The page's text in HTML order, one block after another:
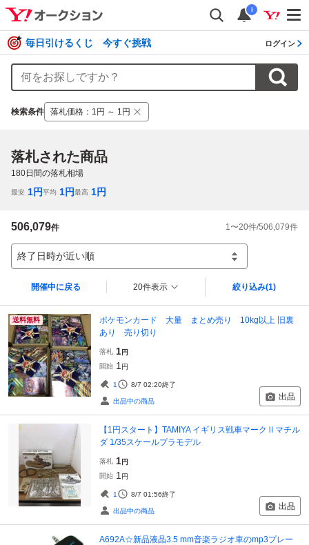
i
毎日引けるくじ 今すぐ挑戦 ログイン
検索条件 落札価格 ： 1円 ～ 1円
落札された商品
180日間の落札相場
最安 1円平均 1円最高 1円
506,079件 1〜20件/506,079件
終了日時が近い順
開催中に戻る 20件表示 絞り込み(1)
送料無料
ポケモンカード 大量 まとめ売り 10kg以上 旧裏
あり 売り切り
落札 1円
開始 1 円
1 8/7 02:20終了
出品中の商品 出品
【1円スタート】TAMIYA イギリス戦車マークⅡマチル
ダ 1/35スケールプラモデル
落札 1円
開始 1 円
1 8/7 01:56終了
出品中の商品 出品
A692A☆新品液晶3.5 mm音楽ラジオ車のmp3プレー